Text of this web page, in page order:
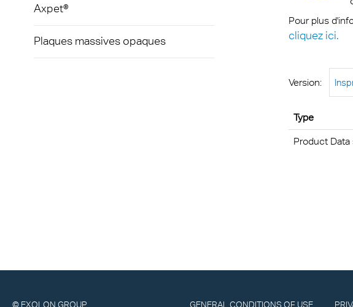
Axpet®
Plaques massives opaques
Pour plus
cliquez ici.
Version:
Type
Product Data
© EXOLON GROUP GENERAL CONDITIONS OF USE